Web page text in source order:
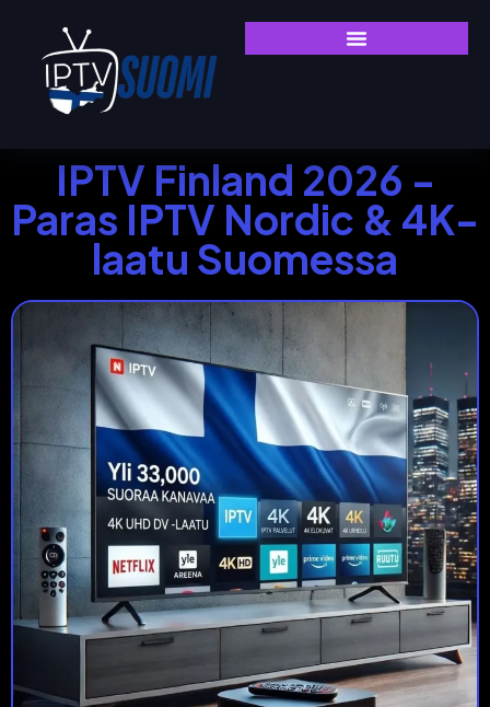
IPTV Finland 2026 -
Paras IPTV Nordic & 4K-
laatu Suomessa